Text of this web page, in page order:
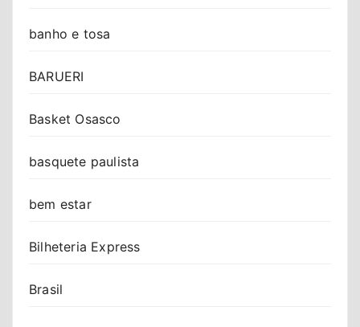
banho e tosa
BARUERI
Basket Osasco
basquete paulista
bem estar
Bilheteria Express
Brasil